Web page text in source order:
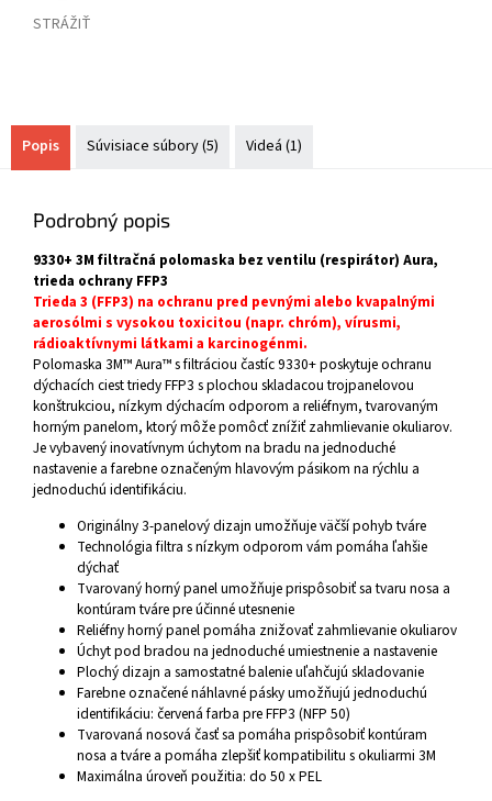
STRÁŽIŤ
Popis Súvisiace súbory (5) Videá (1)
Podrobný popis
9330+ 3M filtračná polomaska bez ventilu (respirátor) Aura,
trieda ochrany FFP3
Trieda 3 (FFP3) na ochranu pred pevnými alebo kvapalnými
aerosólmi s vysokou toxicitou (napr. chróm), vírusmi,
rádioaktívnymi látkami a karcinogénmi.
Polomaska 3M™ Aura™ s filtráciou častíc 9330+ poskytuje ochranu
dýchacích ciest triedy FFP3 s plochou skladacou trojpanelovou
konštrukciou, nízkym dýchacím odporom a reliéfnym, tvarovaným
horným panelom, ktorý môže pomôcť znížiť zahmlievanie okuliarov.
Je vybavený inovatívnym úchytom na bradu na jednoduché
nastavenie a farebne označeným hlavovým pásikom na rýchlu a
jednoduchú identifikáciu.
Originálny 3-panelový dizajn umožňuje väčší pohyb tváre
Technológia filtra s nízkym odporom vám pomáha ľahšie
dýchať
Tvarovaný horný panel umožňuje prispôsobiť sa tvaru nosa a
kontúram tváre pre účinné utesnenie
Reliéfny horný panel pomáha znižovať zahmlievanie okuliarov
Úchyt pod bradou na jednoduché umiestnenie a nastavenie
Plochý dizajn a samostatné balenie uľahčujú skladovanie
Farebne označené náhlavné pásky umožňujú jednoduchú
identifikáciu: červená farba pre FFP3 (NFP 50)
Tvarovaná nosová časť sa pomáha prispôsobiť kontúram
nosa a tváre a pomáha zlepšiť kompatibilitu s okuliarmi 3M
Maximálna úroveň použitia: do 50 x PEL